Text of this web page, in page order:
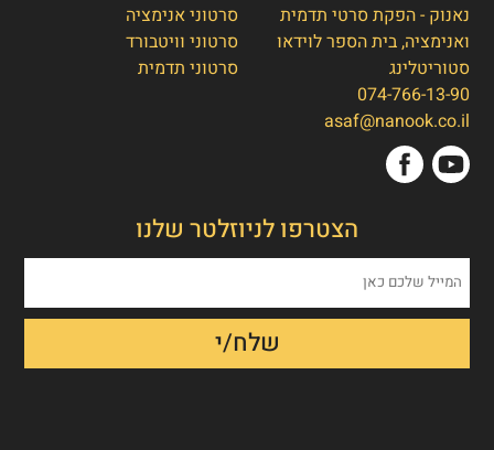
נאנוק - הפקת סרטי תדמית
ואנימציה, בית הספר לוידאו
סטוריטלינג
074-766-13-90
asaf@nanook.co.il
סרטוני אנימציה
סרטוני וויטבורד
סרטוני תדמית
הצטרפו לניוזלטר שלנו
לאתר שלנו!
איך אפשר לעזור לכם היום?
1. הפקת סרט תדמית/אנימציה
2. הטוסטר חבילת סרטוני טסטמוניאלס -